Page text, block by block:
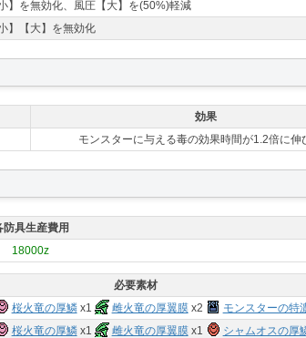
】を無効化、風圧【大】を(50%)軽減
】【大】を無効化
効果
モンスターに与える毒の効果時間が1.2倍に伸
防具生産費用
18000z
必要素材
桜火竜の厚鱗x1 雌火竜の厚翼膜x2 モンスターの特
桜火竜の厚鱗x1 雌火竜の厚翼膜x1 シャムオスの厚